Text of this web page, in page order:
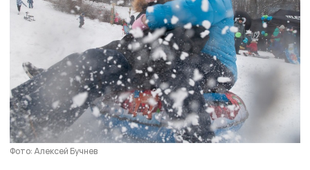
Фото: Алексей Бучнев